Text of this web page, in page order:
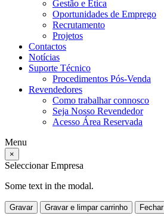
Gestão e Ética
Oportunidades de Emprego
Recrutamento
Projetos
Contactos
Notícias
Suporte Técnico
Procedimentos Pós-Venda
Revendedores
Como trabalhar connosco
Seja Nosso Revendedor
Acesso Área Reservada
Menu
×
Seleccionar Empresa
Some text in the modal.
Gravar Gravar e limpar carrinho Fechar